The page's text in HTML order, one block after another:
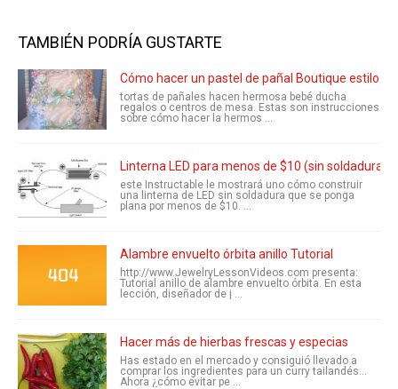
TAMBIÉN PODRÍA GUSTARTE
Cómo hacer un pastel de pañal Boutique estilo
tortas de pañales hacen hermosa bebé ducha
regalos o centros de mesa. Estas son instrucciones
sobre cómo hacer la hermos ...
Linterna LED para menos de $10 (sin soldadura,
este Instructable le mostrará uno cómo construir
una linterna de LED sin soldadura que se ponga
plana por menos de $10. ...
Alambre envuelto órbita anillo Tutorial
http://www.JewelryLessonVideos.com presenta:
Tutorial anillo de alambre envuelto órbita. En esta
lección, diseñador de j ...
Hacer más de hierbas frescas y especias
Has estado en el mercado y consiguió llevado a
comprar los ingredientes para un curry tailandés...
Ahora ¿cómo evitar pe ...